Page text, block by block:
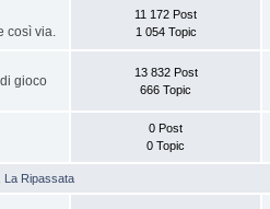
così via.
11 172 Post
1 054 Topic
gioco
13 832 Post
666 Topic
0 Post
0 Topic
La Ripassata